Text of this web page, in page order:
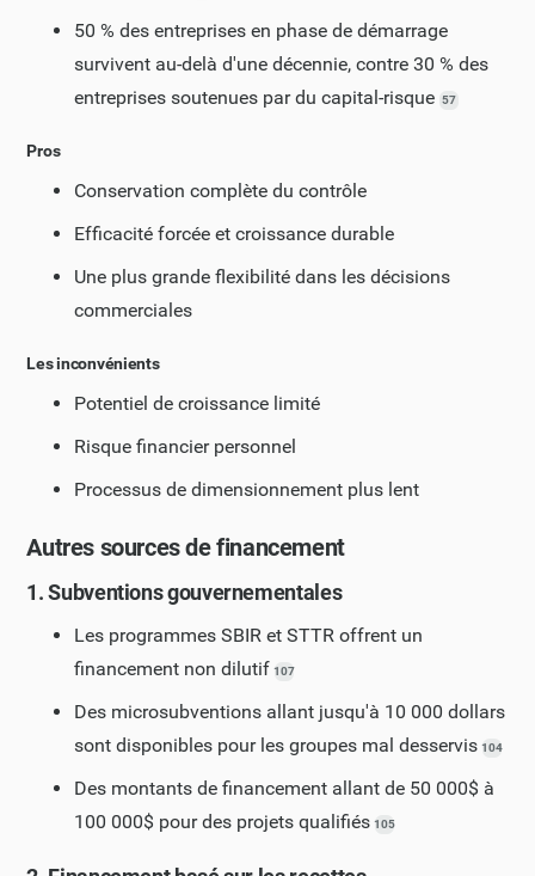
50 % des entreprises en phase de démarrage
survivent au-delà d'une décennie, contre 30 % des
entreprises soutenues par du capital-risque 57
Pros
Conservation complète du contrôle
Efficacité forcée et croissance durable
Une plus grande flexibilité dans les décisions
commerciales
Les inconvénients
Potentiel de croissance limité
Risque financier personnel
Processus de dimensionnement plus lent
Autres sources de financement
1. Subventions gouvernementales
Les programmes SBIR et STTR offrent un
financement non dilutif107
Des microsubventions allant jusqu'à 10 000 dollars
sont disponibles pour les groupes mal desservis104
Des montants de financement allant de 50 000$ à
100 000$ pour des projets qualifiés105